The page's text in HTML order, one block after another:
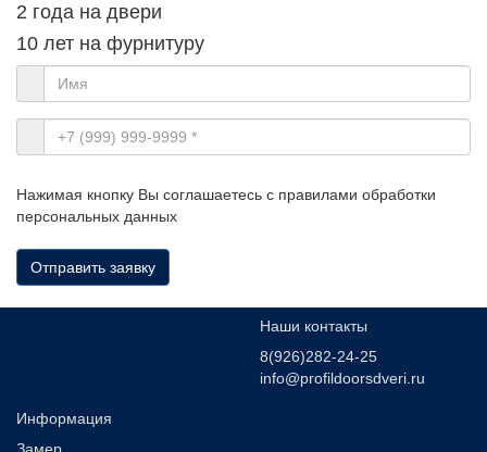
2 года на двери
10 лет на фурнитуру
Нажимая кнопку Вы соглашаетесь с правилами обработки
персональных данных
Отправить заявку
Наши контакты
8(926)282-24-25
info@profildoorsdveri.ru
Информация